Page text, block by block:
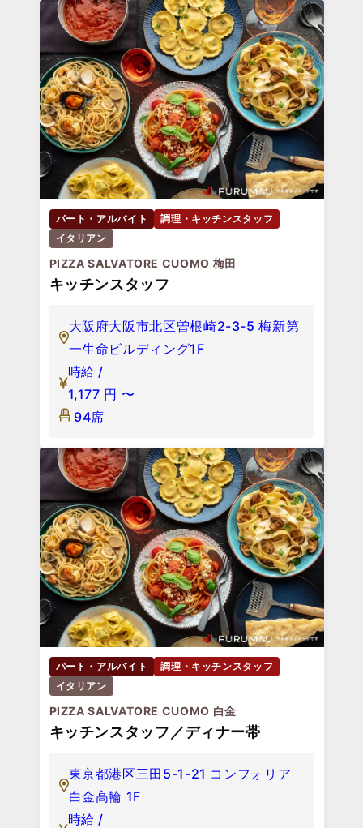
パート・アルバイト
調理・キッチンスタッフ
イタリアン
PIZZA SALVATORE CUOMO 梅田
キッチンスタッフ
大阪府大阪市北区曽根崎2-3-5 梅新第
一生命ビルディング1F
時給 /
1,177 円 〜
94席
パート・アルバイト
調理・キッチンスタッフ
イタリアン
PIZZA SALVATORE CUOMO 白金
キッチンスタッフ／ディナー帯
東京都港区三田5-1-21 コンフォリア
白金高輪 1F
時給 /